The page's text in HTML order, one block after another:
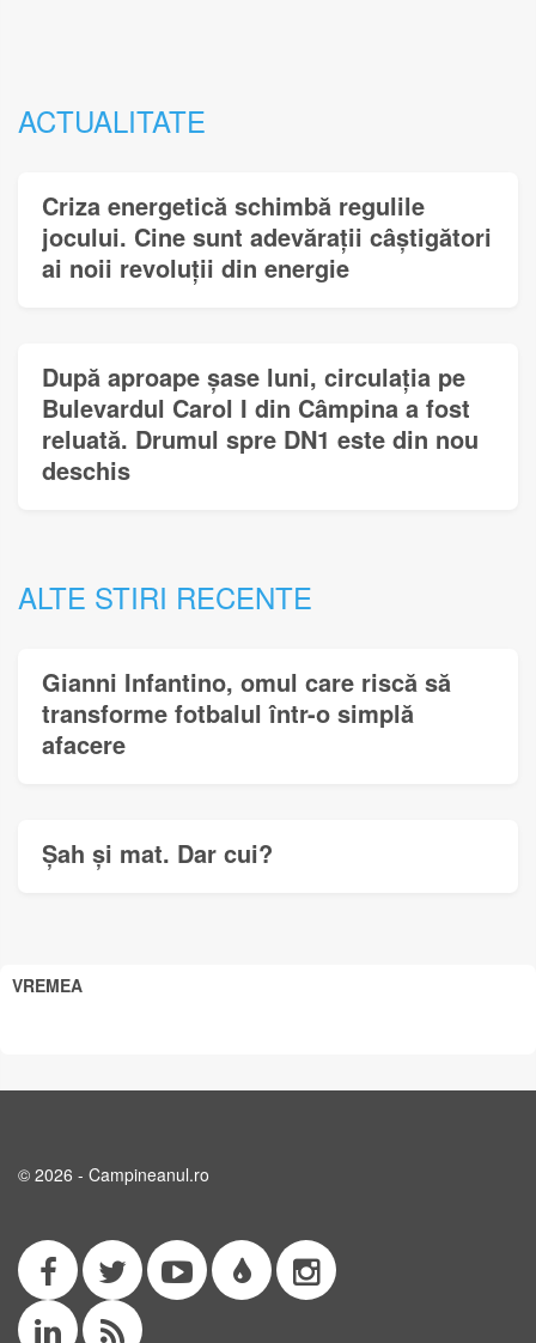
ACTUALITATE
Criza energetică schimbă regulile
jocului. Cine sunt adevărații câștigători
ai noii revoluții din energie
După aproape șase luni, circulația pe
Bulevardul Carol I din Câmpina a fost
reluată. Drumul spre DN1 este din nou
deschis
ALTE STIRI RECENTE
Gianni Infantino, omul care riscă să
transforme fotbalul într-o simplă
afacere
Șah și mat. Dar cui?
VREMEA
© 2026 - Campineanul.ro